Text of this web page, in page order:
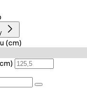
(cm)